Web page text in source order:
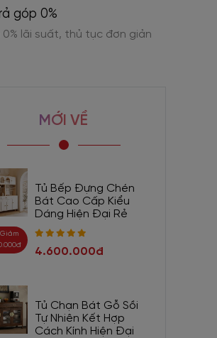
góp 0%
lãi suất, thủ tục đơn giản
MỚI VỀ
Giảm
Tủ Bếp Đựng Chén
Bát Cao Cấp Kiểu
Dáng Hiện Đại Rẻ
4.600.000đ
Tủ Chạn Bát Gỗ Sồi
Tự Nhiên Kết Hợp
Cách Kính Hiện Đại